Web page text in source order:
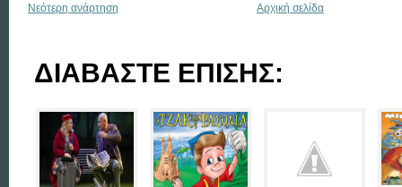
Νεότερη ανάρτηση Αρχική σελίδα
ΔΙΑΒΑΣΤΕ ΕΠΙΣΗΣ: